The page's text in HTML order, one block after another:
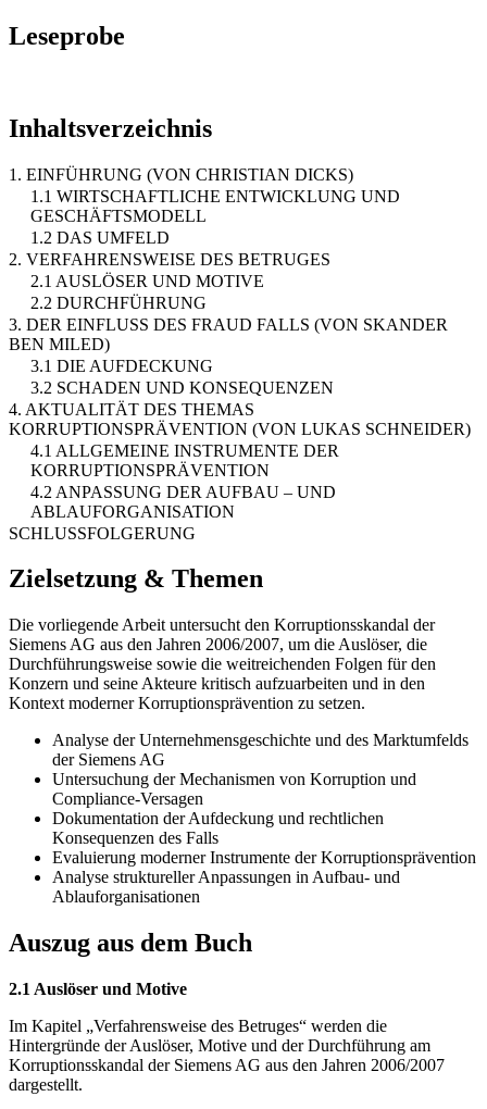
Leseprobe
Inhaltsverzeichnis
1. EINFÜHRUNG (VON CHRISTIAN DICKS)
1.1 WIRTSCHAFTLICHE ENTWICKLUNG UND
GESCHÄFTSMODELL
1.2 DAS UMFELD
2. VERFAHRENSWEISE DES BETRUGES
2.1 AUSLÖSER UND MOTIVE
2.2 DURCHFÜHRUNG
3. DER EINFLUSS DES FRAUD FALLS (VON SKANDER
BEN MILED)
3.1 DIE AUFDECKUNG
3.2 SCHADEN UND KONSEQUENZEN
4. AKTUALITÄT DES THEMAS
KORRUPTIONSPRÄVENTION (VON LUKAS SCHNEIDER)
4.1 ALLGEMEINE INSTRUMENTE DER
KORRUPTIONSPRÄVENTION
4.2 ANPASSUNG DER AUFBAU – UND
ABLAUFORGANISATION
SCHLUSSFOLGERUNG
Zielsetzung & Themen
Die vorliegende Arbeit untersucht den Korruptionsskandal der
Siemens AG aus den Jahren 2006/2007, um die Auslöser, die
Durchführungsweise sowie die weitreichenden Folgen für den
Konzern und seine Akteure kritisch aufzuarbeiten und in den
Kontext moderner Korruptionsprävention zu setzen.
Analyse der Unternehmensgeschichte und des Marktumfelds
der Siemens AG
Untersuchung der Mechanismen von Korruption und
Compliance-Versagen
Dokumentation der Aufdeckung und rechtlichen
Konsequenzen des Falls
Evaluierung moderner Instrumente der Korruptionsprävention
Analyse struktureller Anpassungen in Aufbau- und
Ablauforganisationen
Auszug aus dem Buch
2.1 Auslöser und Motive
Im Kapitel „Verfahrensweise des Betruges“ werden die
Hintergründe der Auslöser, Motive und der Durchführung am
Korruptionsskandal der Siemens AG aus den Jahren 2006/2007
dargestellt.